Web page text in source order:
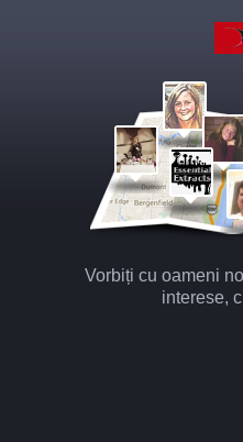
Vorbiți cu oameni
interese,